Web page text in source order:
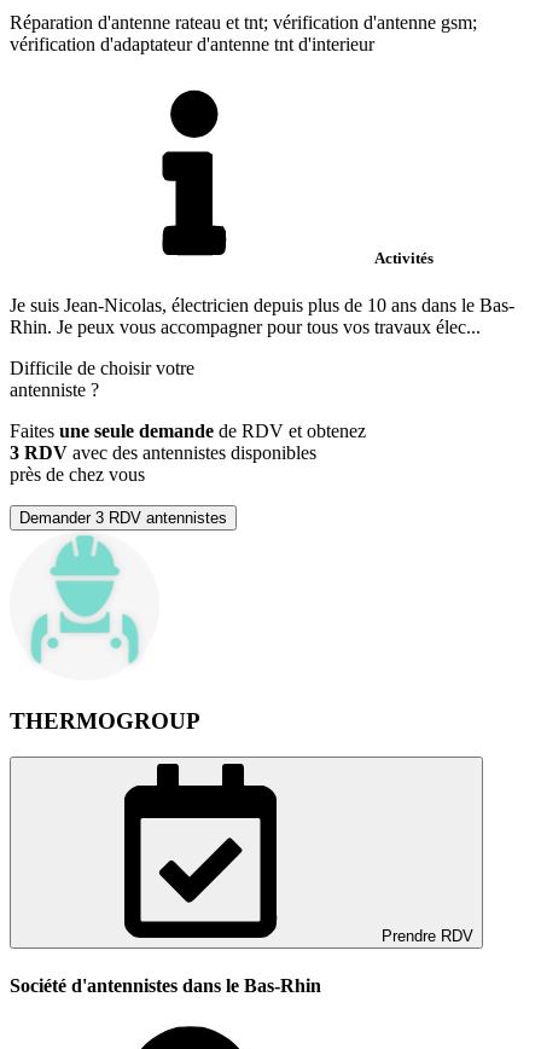
Réparation d'antenne rateau et tnt; vérification d'antenne gsm;
vérification d'adaptateur d'antenne tnt d'interieur
Activités
Je suis Jean-Nicolas, électricien depuis plus de 10 ans dans le Bas-
Rhin. Je peux vous accompagner pour tous vos travaux élec...
Difficile de choisir votre
antenniste ?
Faites une seule demande de RDV et obtenez
3 RDV avec des antennistes disponibles
près de chez vous
Demander 3 RDV antennistes
THERMOGROUP
Prendre RDV
Société d'antennistes dans le Bas-Rhin